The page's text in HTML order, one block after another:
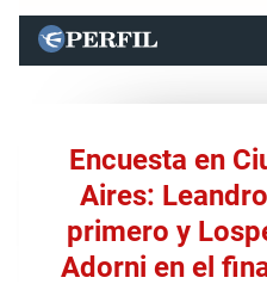
Encuesta en
Aires:
primero y
Adorni en el